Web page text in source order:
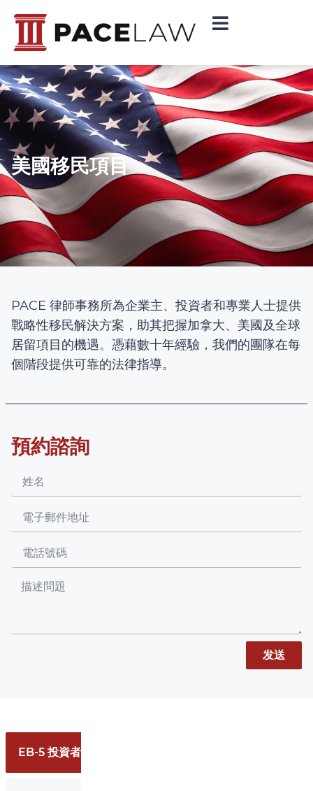
美國移民項目
PACE 律師事務所為企業主、投資者和專業人士提供
戰略性移民解決方案，助其把握加拿大、美國及全球
居留項目的機遇。憑藉數十年經驗，我們的團隊在每
個階段提供可靠的法律指導。
預約諮詢
发送
EB-5 投資者簽證